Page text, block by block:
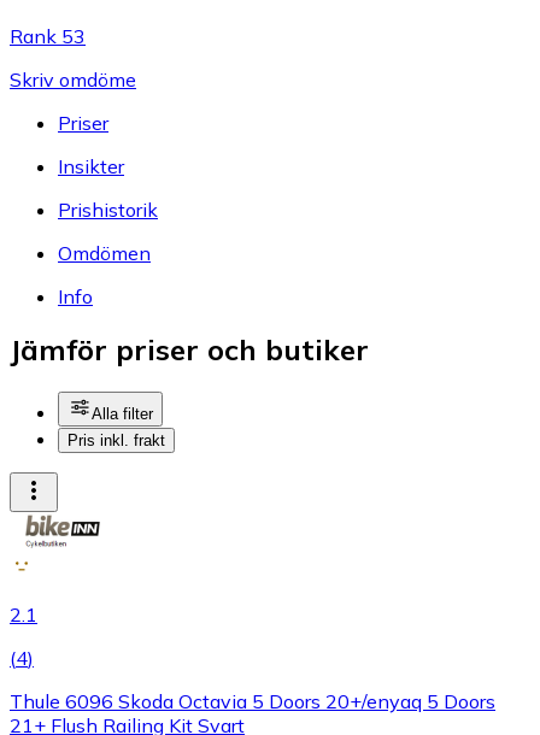
Rank 53
Skriv omdöme
Priser
Insikter
Prishistorik
Omdömen
Info
Jämför priser och butiker
Alla filter
Pris inkl. frakt
2.1
(4)
Thule 6096 Skoda Octavia 5 Doors 20+/enyaq 5 Doors
21+ Flush Railing Kit Svart